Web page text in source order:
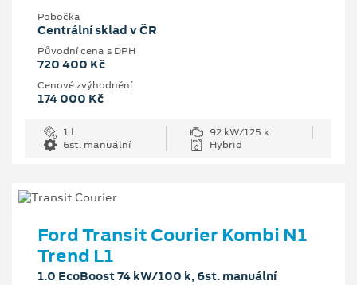
Pobočka
Centrální sklad v ČR
Původní cena s DPH
720 400 Kč
Cenové zvýhodnění
174 000 Kč
1 l
92 kW/125 k
6st. manuální
Hybrid
Ford Transit Courier Kombi N1
Trend L1
1.0 EcoBoost 74 kW/100 k, 6st. manuální